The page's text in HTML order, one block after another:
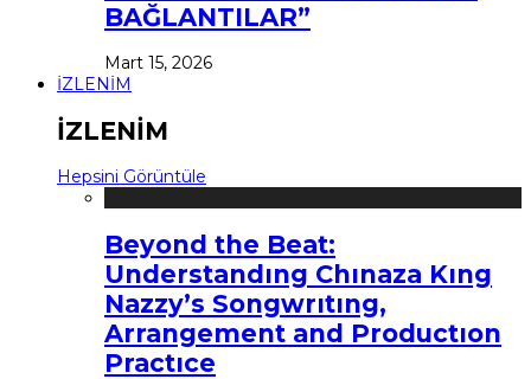
BAĞLANTILAR”
Mart 15, 2026
İZLENİM
İZLENİM
Hepsini Görüntüle
Beyond the Beat:
Understandıng Chınaza Kıng
Nazzy’s Songwrıtıng,
Arrangement and Productıon
Practıce